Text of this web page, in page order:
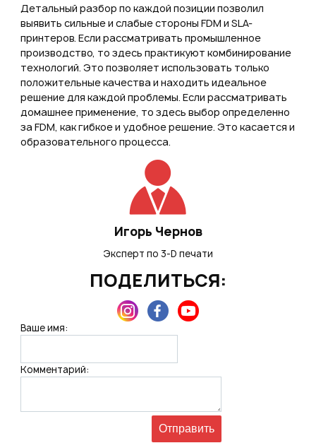
Детальный разбор по каждой позиции позволил
выявить сильные и слабые стороны FDM и SLA-
принтеров. Если рассматривать промышленное
производство, то здесь практикуют комбинирование
технологий. Это позволяет использовать только
положительные качества и находить идеальное
решение для каждой проблемы. Если рассматривать
домашнее применение, то здесь выбор определенно
за FDM, как гибкое и удобное решение. Это касается и
образовательного процесса.
Игорь Чернов
Эксперт по 3-D печати
ПОДЕЛИТЬСЯ:
Ваше имя:
Комментарий: